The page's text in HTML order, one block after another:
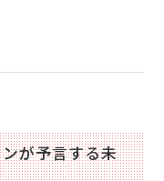
が予言する未